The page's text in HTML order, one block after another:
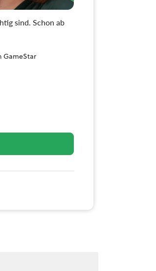
sind. Schon ab
GameStar